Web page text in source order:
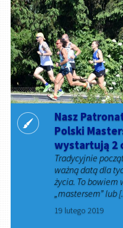
Nasz
Polski
wystartują 2
Tradycyjnie
ważną datą dla
życia. To bowiem
„mastersem” lub
19 lutego 2019